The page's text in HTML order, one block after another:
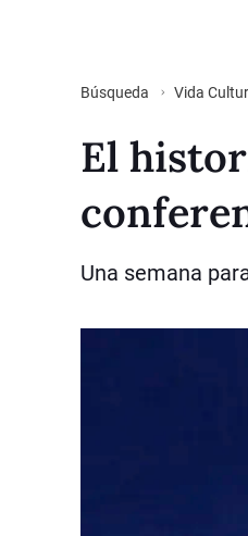
Búsqueda Vida
El
Una semana